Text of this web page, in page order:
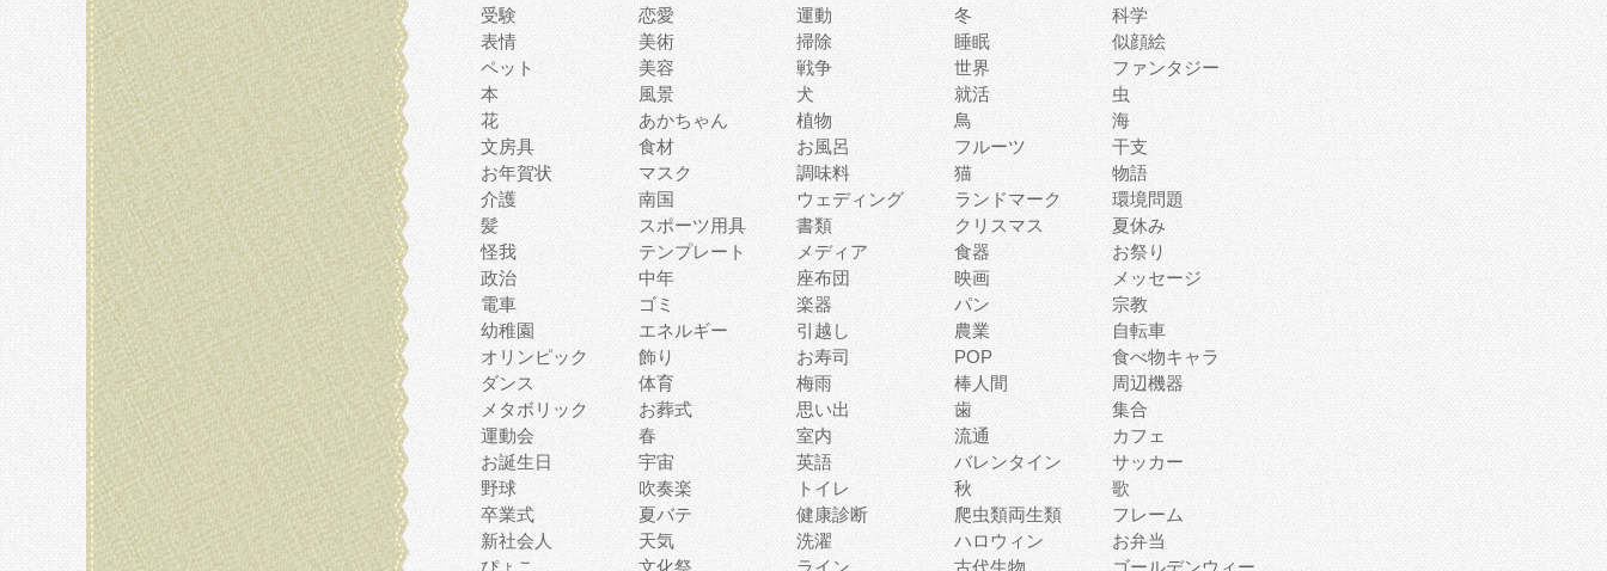
受験
恋愛 運動 冬
科学
表情
美術 掃除 睡眠
似顔絵
ペット
美容 戦争 世界
ファンタジー
本
風景 犬 就活
虫
花
あかちゃん 植物 鳥
海
文房具
食材 お風呂 フルーツ
干支
お年賀状
マスク 調味料 猫
物語
介護
南国 ウェディング ランドマーク
環境問題
髪
スポーツ用具 書類 クリスマス
夏休み
怪我
テンプレート メディア 食器
お祭り
政治
中年 座布団 映画
メッセージ
電車
ゴミ 楽器 パン
宗教
幼稚園
エネルギー 引越し 農業
自転車
オリンピック
飾り お寿司 POP
食べ物キャラ
ダンス
体育 梅雨 棒人間
周辺機器
メタボリック
お葬式 思い出 歯
集合
運動会
春 室内 流通
カフェ
お誕生日
宇宙 英語 バレンタイン
サッカー
野球
吹奏楽 トイレ 秋
歌
卒業式
夏バテ 健康診断 爬虫類両生類
フレーム
新社会人
天気 洗濯 ハロウィン
お弁当
ぴょこ
文化祭 ライン 古代生物 ゴールデンウィー